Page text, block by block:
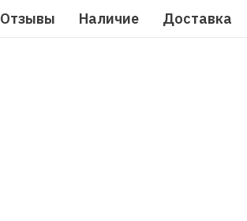
Отзывы Наличие Доставка